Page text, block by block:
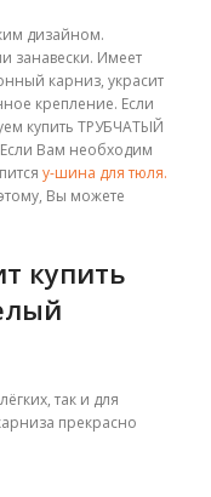
дизайном.
занавески. Имеет
карниз, украсит
крепление. Если
купить ТРУБЧАТЫЙ
Вам необходим
у-шина для тюля.
Вы можете
купить
так и для
прекрасно